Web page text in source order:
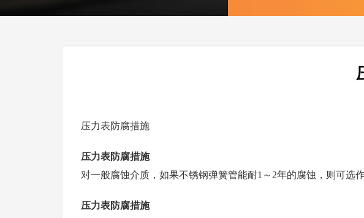
压力表防腐措施
压力表防腐措施
对一般腐蚀介质，如果不锈钢弹簧管能耐1～2年的腐蚀，则可选
压力表防腐措施